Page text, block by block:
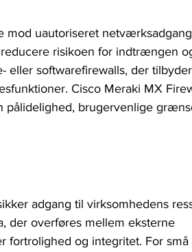
mod uautoriseret
risikoen for indtrængen
eller softwarefirewalls, der tilbyder
Cisco Meraki MX
brugervenlige
adgang til virksomhedens
der overføres mellem eksterne
fortrolighed og integritet. For små